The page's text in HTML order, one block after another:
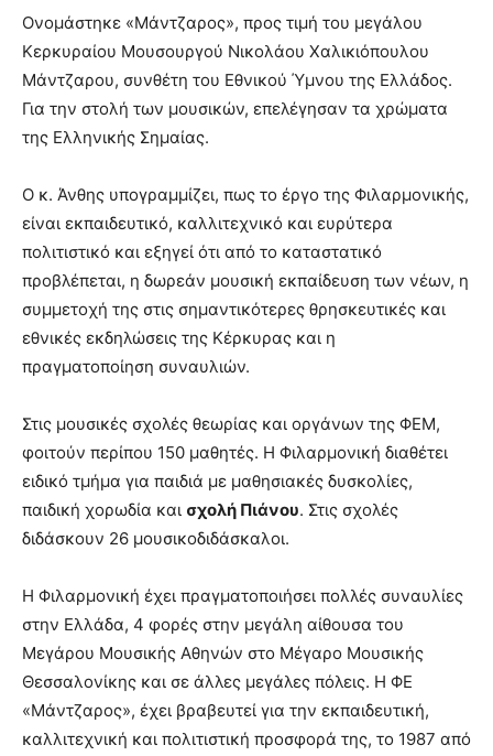
Ονομάστηκε «Μάντζαρος», προς τιμή του μεγάλου
Κερκυραίου Μουσουργού Νικολάου Χαλικιόπουλου
Μάντζαρου, συνθέτη του Εθνικού Ύμνου της Ελλάδος.
Για την στολή των μουσικών, επελέγησαν τα χρώματα
της Ελληνικής Σημαίας.
Ο κ. Άνθης υπογραμμίζει, πως το έργο της Φιλαρμονικής,
είναι εκπαιδευτικό, καλλιτεχνικό και ευρύτερα
πολιτιστικό και εξηγεί ότι από το καταστατικό
προβλέπεται, η δωρεάν μουσική εκπαίδευση των νέων, η
συμμετοχή της στις σημαντικότερες θρησκευτικές και
εθνικές εκδηλώσεις της Κέρκυρας και η
πραγματοποίηση συναυλιών.
Στις μουσικές σχολές θεωρίας και οργάνων της ΦΕΜ,
φοιτούν περίπου 150 μαθητές. Η Φιλαρμονική διαθέτει
ειδικό τμήμα για παιδιά με μαθησιακές δυσκολίες,
παιδική χορωδία και σχολή Πιάνου. Στις σχολές
διδάσκουν 26 μουσικοδιδάσκαλοι.
Η Φιλαρμονική έχει πραγματοποιήσει πολλές συναυλίες
στην Ελλάδα, 4 φορές στην μεγάλη αίθουσα του
Μεγάρου Μουσικής Αθηνών στο Μέγαρο Μουσικής
Θεσσαλονίκης και σε άλλες μεγάλες πόλεις. Η ΦΕ
«Μάντζαρος», έχει βραβευτεί για την εκπαιδευτική,
καλλιτεχνική και πολιτιστική προσφορά της, το 1987 από